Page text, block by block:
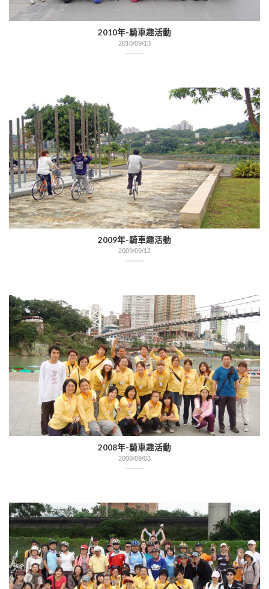
2010年-騎車趣活動
2010/09/13
2009年-騎車趣活動
2009/09/12
2008年-騎車趣活動
2008/09/03